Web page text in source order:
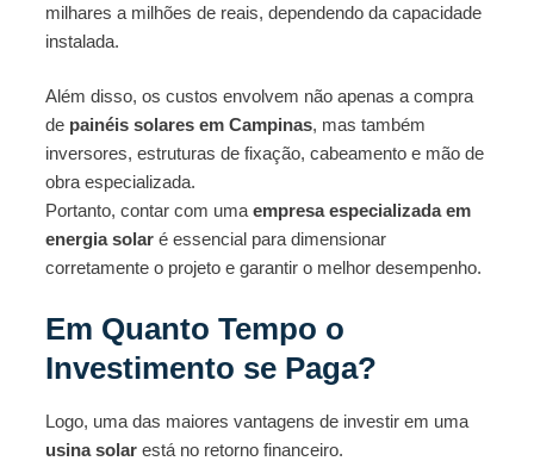
milhares a milhões de reais, dependendo da capacidade
instalada.
Além disso, os custos envolvem não apenas a compra
de painéis solares em Campinas, mas também
inversores, estruturas de fixação, cabeamento e mão de
obra especializada.
Portanto, contar com uma empresa especializada em
energia solar é essencial para dimensionar
corretamente o projeto e garantir o melhor desempenho.
Em Quanto Tempo o
Investimento se Paga?
Logo, uma das maiores vantagens de investir em uma
usina solar está no retorno financeiro.